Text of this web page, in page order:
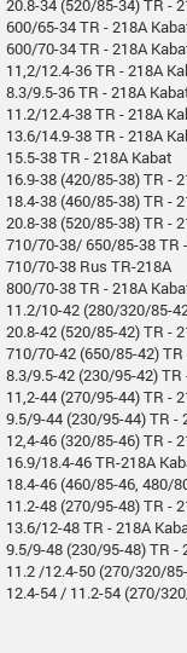
600/65-34 TR - 218A
600/70-34 TR - 218A
11,2/12.4-36 TR - 218A
8.3/9.5-36 TR - 218A
11.2/12.4-38 TR - 218A
13.6/14.9-38 TR - 218A
15.5-38 TR - 218A Kabat
16.9-38 (420/85-38) TR -
18.4-38 (460/85-38) TR -
20.8-38 (520/85-38) TR -
710/70-38/ 650/85-38 TR
710/70-38 Rus TR-218A
800/70-38 TR - 218A
11.2/10-42 (280/320/85-
20.8-42 (520/85-42) TR -
710/70-42 (650/85-42) TR
8.3/9.5-42 (230/95-42) TR
11,2-44 (270/95-44) TR -
9.5/9-44 (230/95-44) TR -
12,4-46 (320/85-46) TR -
16.9/18.4-46 TR-218A
18.4-46 (460/85-46, 480/
11.2-48 (270/95-48) TR -
13.6/12-48 TR - 218A
9.5/9-48 (230/95-48) TR -
11.2 /12.4-50 (270/320/
12.4-54 / 11.2-54 (270/